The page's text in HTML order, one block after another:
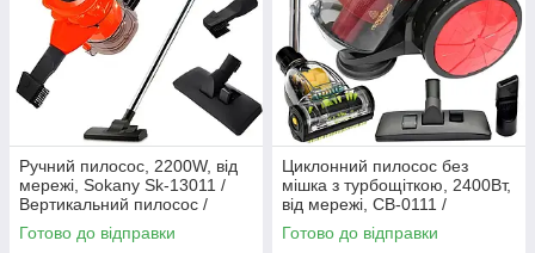
Ручний пилосос, 2200W, від
мережі, Sokany Sk-13011 /
Вертикальний пилосос /
Пилосос без мішка
Готово до відправки
Циклонний пилосос без
мішка з турбощіткою, 2400Вт,
від мережі, CB-0111 /
Пилосос для дому / Пилосос
з контейнером
Готово до відправки